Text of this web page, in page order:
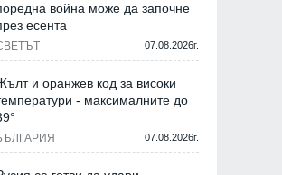
война може да започне
есента
07.08.2026г.
и оранжев код за високи
- максималните до
07.08.2026г.